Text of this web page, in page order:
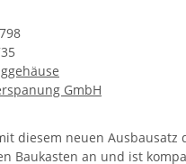
798
GmbH
diesem neuen Ausbausatz
Baukasten an und ist